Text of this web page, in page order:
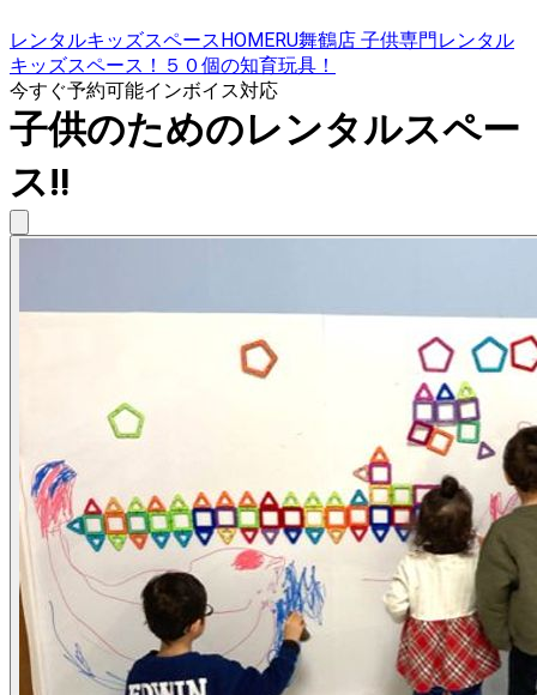
レンタルキッズスペースHOMERU舞鶴店 子供専門レンタル
キッズスペース！５０個の知育玩具！
今すぐ予約可能インボイス対応
子供のためのレンタルスペー
ス‼︎